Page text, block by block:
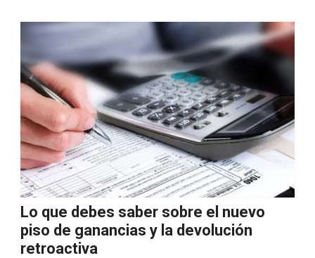
Lo que debes saber sobre el nuevo
piso de ganancias y la devolución
retroactiva